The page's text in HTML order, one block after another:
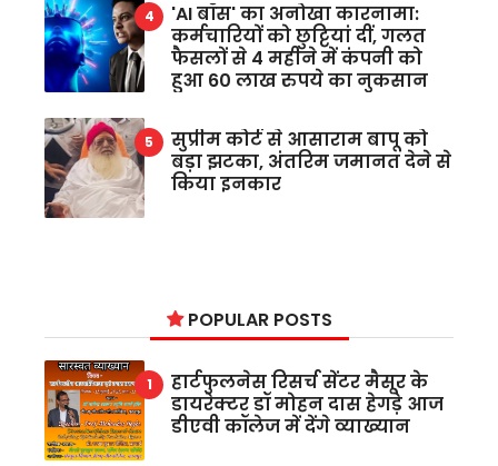
'AI बॉस' का अनोखा कारनामा:
कर्मचारियों को छुट्टियां दीं, गलत
फैसलों से 4 महीने में कंपनी को
हुआ 60 लाख रुपये का नुकसान
सुप्रीम कोर्ट से आसाराम बापू को
बड़ा झटका, अंतरिम जमानत देने से
किया इनकार
POPULAR POSTS
हार्टफुलनेस रिसर्च सेंटर मैसूर के
डायरेक्टर डॉ मोहन दास हेगड़े आज
डीएवी कॉलेज में देंगे व्याख्यान